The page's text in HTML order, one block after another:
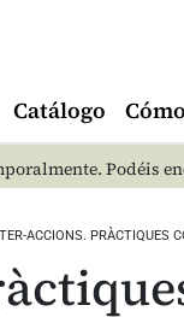
Catálogo
Podéis
ACCIONS. PRÀCTIQUES